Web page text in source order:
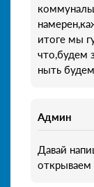
итоге мы
что,будем
ныть
Админ
Давай
открываем